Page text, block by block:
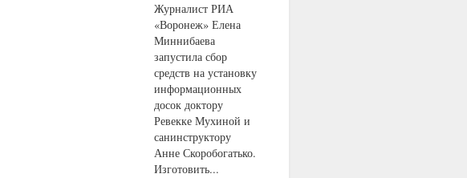
Журналист РИА
«Воронеж» Елена
Миннибаева
запустила сбор
средств на установку
информационных
досок доктору
Ревекке Мухиной и
санинструктору
Анне Скоробогатько.
Изготовить...